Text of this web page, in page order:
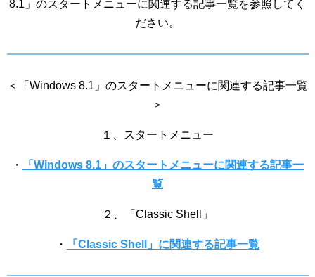
8.1」のスタートメニューに関連する記事一覧を参照してく
ださい。
＜「Windows 8.1」のスタートメニューに関連する記事一覧
＞
１、スタートメニュー
・
「Windows 8.1」のスタートメニューに関連する記事一
覧
２、「Classic Shell」
・ 「Classic Shell」に関連する記事一覧